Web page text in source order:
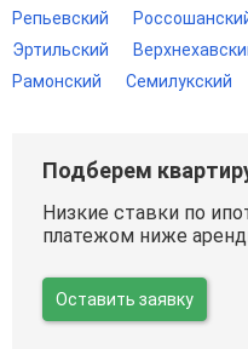
Репьевский
Эртильский
Рамонский
Семилукский
Подберем
Низкие ставки по
платежом ниже
Оставить заявку